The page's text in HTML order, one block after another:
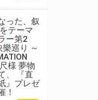
った、叙
テーマ
ー第2
巡り ～
様 夢物
、 『直
』プレゼ
！